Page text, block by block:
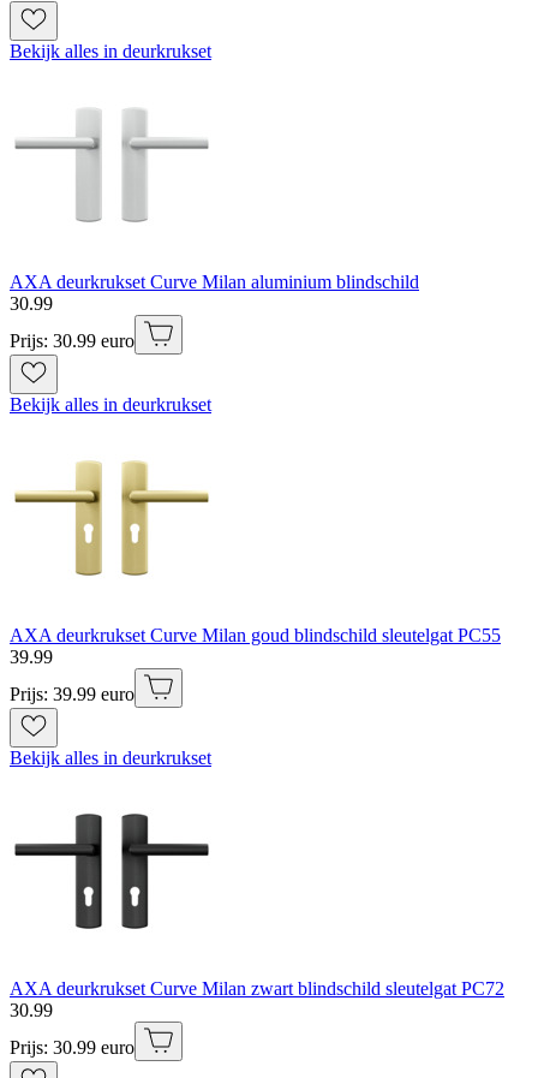
Bekijk alles in deurkrukset
AXA deurkrukset Curve Milan aluminium blindschild
30.99
Prijs: 30.99 euro
Bekijk alles in deurkrukset
AXA deurkrukset Curve Milan goud blindschild sleutelgat PC55
39.99
Prijs: 39.99 euro
Bekijk alles in deurkrukset
AXA deurkrukset Curve Milan zwart blindschild sleutelgat PC72
30.99
Prijs: 30.99 euro